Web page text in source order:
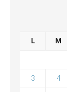
L M
3 4